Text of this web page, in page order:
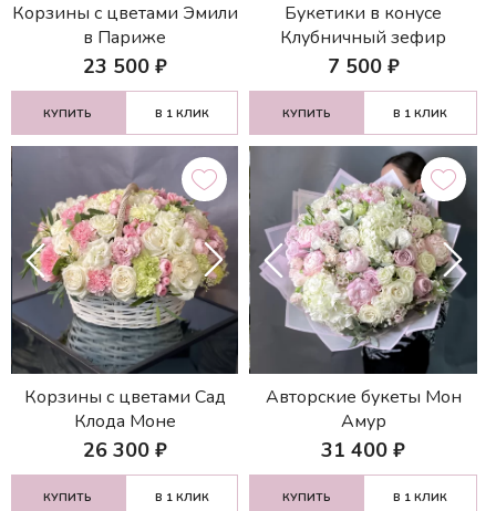
Корзины с цветами Эмили
в Париже
23 500₽
КУПИТЬ В 1 КЛИК
Букетики в конусе
Клубничный зефир
7 500₽
КУПИТЬ В 1 КЛИК
Корзины с цветами Сад
Клода Моне
26 300₽
КУПИТЬ В 1 КЛИК
Авторские букеты Мон
Амур
31 400 ₽
КУПИТЬ В 1 КЛИК